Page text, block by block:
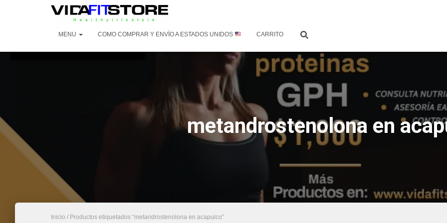
MENU COMO COMPRAR Y ENVÍO A ESTADOS UNIDOS CARRITO
metandrostenolona en
Inicio / Productos etiquetados “metandrostenolona en acapulco”